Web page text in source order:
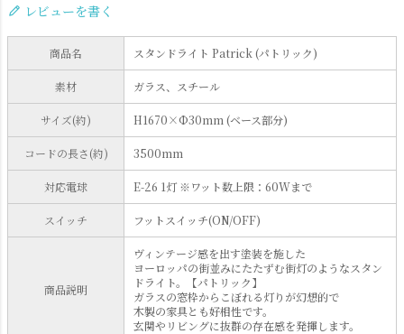
レビューを書く
商品名 スタンドライト Patrick (パトリック)
素材 ガラス、スチール
サイズ(約) H1670×Ф30mm (ベース部分)
コードの長さ(約) 3500mm
対応電球 E-26 1灯 ※ワット数上限：60Wまで
スイッチ フットスイッチ(ON/OFF)
商品説明
ヴィンテージ感を出す塗装を施した
ヨーロッパの街並みにたたずむ街灯のようなスタン
ドライト。【パトリック】
ガラスの窓枠からこぼれる灯りが幻想的で
木製の家具とも好相性です。
玄関やリビングに抜群の存在感を発揮します。